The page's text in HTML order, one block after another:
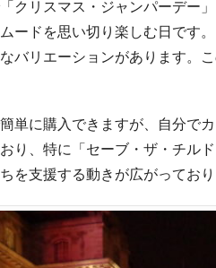
クリスマス・ジャンパーデー
ードを思い切り楽しむ日で
バリエーションがあります
単に購入できますが、自分で
り、特に「セーブ・ザ・チル
を支援する動きが広がってお